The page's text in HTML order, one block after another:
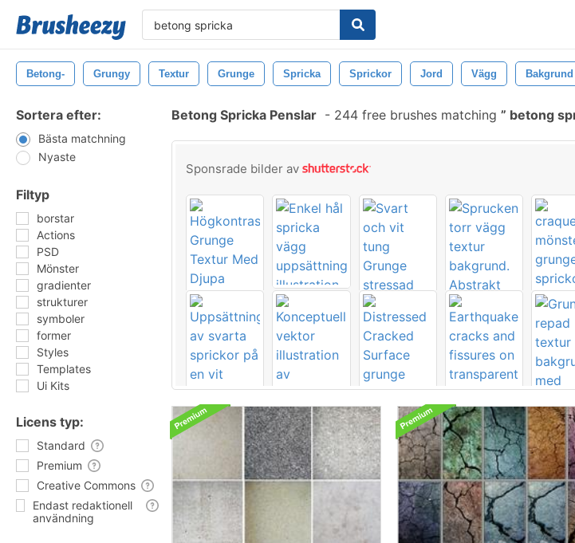
Betong- Grungy Textur Grunge Spricka Sprickor Jord Vägg Bakgrund
Sortera efter:
Bästa matchning
Nyaste
Filtyp
borstar
Actions
PSD
Mönster
gradienter
strukturer
symboler
former
Styles
Templates
Ui Kits
Licens typ:
Standard
Premium
Creative Commons
Endast redaktionell
användning
Betong Spricka Penslar - 244 free brushes matching betong
Sponsrade bilder av